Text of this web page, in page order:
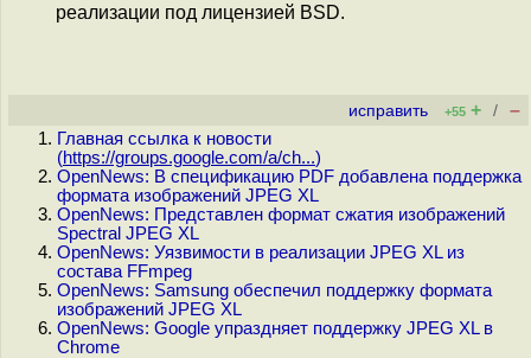
реализации под лицензией BSD.
исправить +55 + / –
Главная ссылка к новости
(https://groups.google.com/a/ch...)
OpenNews: В спецификацию PDF добавлена поддержка
формата изображений JPEG XL
OpenNews: Представлен формат сжатия изображений
Spectral JPEG XL
OpenNews: Уязвимости в реализации JPEG XL из
состава FFmpeg
OpenNews: Samsung обеспечил поддержку формата
изображений JPEG XL
OpenNews: Google упраздняет поддержку JPEG XL в
Chrome